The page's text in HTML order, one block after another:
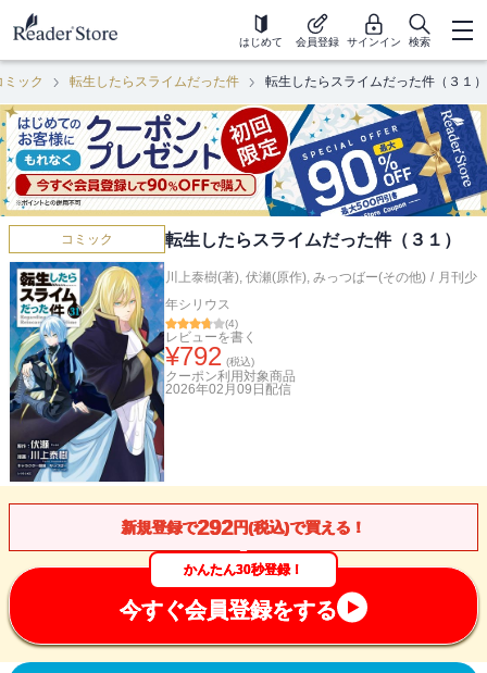
はじめて 会員登録 サインイン 検索
ミック 転生したらスライムだった件 転生したらスライムだった件（３１）
コミック 転生したらスライムだった件（３１）
川上泰樹(著), 伏瀬(原作), みっつばー(その他) / 月刊少
年シリウス
(4)
レビューを書く
¥792 (税込)
クーポン利用対象商品
2026年02月09日 配信
新規登録で292円(税込)で買える！
かんたん30秒登録！
今すぐ会員登録をする